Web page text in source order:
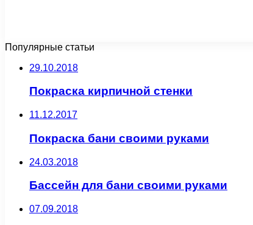
Популярные статьи
29.10.2018
Покраска кирпичной стенки
11.12.2017
Покраска бани своими руками
24.03.2018
Бассейн для бани своими руками
07.09.2018